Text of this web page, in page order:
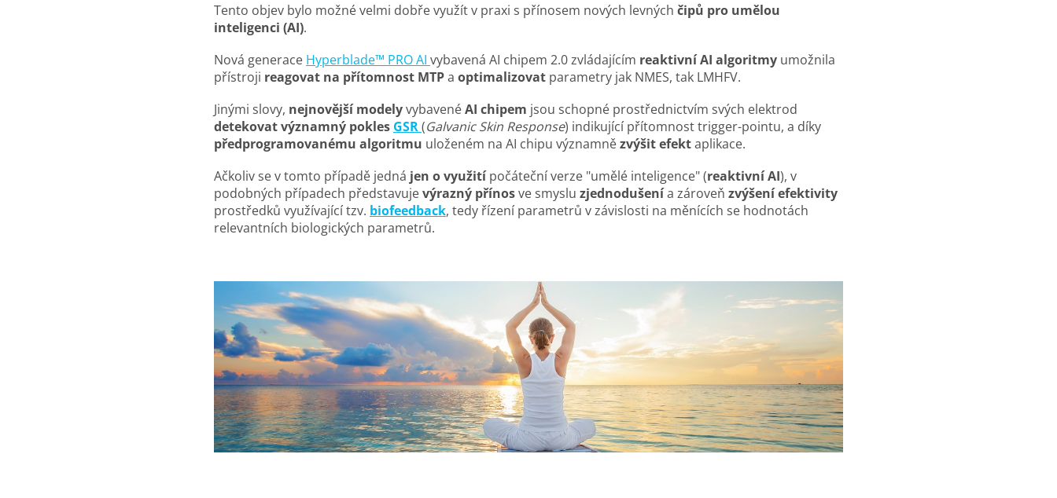
Tento objev bylo možné velmi dobře využít v praxi s přínosem nových levných čipů pro umělou
inteligenci (AI).
Nová generace Hyperblade™ PRO AI vybavená AI chipem 2.0 zvládajícím reaktivní AI algoritmy umožnila
přístroji reagovat na přítomnost MTPa optimalizovat parametry jak NMES, tak LMHFV.
Jinými slovy, nejnovější modelyvybavenéAI chipem jsou schopné prostřednictvím svých elektrod
detekovat významný pokles GSR(Galvanic Skin Response) indikující přítomnost trigger-pointu, a díky
předprogramovanému algoritmu uloženém na AI chipu významnězvýšit efektaplikace.
Ačkoliv se v tomto případě jedná jen o využitípočáteční verze "umělé inteligence" (reaktivní AI), v
podobných případech představujevýrazný přínosve smyslu zjednodušenía zároveň zvýšení efektivity
prostředků využívající tzv. biofeedback, tedy řízení parametrů v závislosti na měnících se hodnotách
relevantních biologických parametrů.